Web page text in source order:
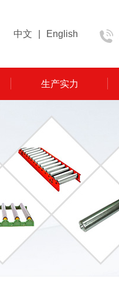
中文 English
生产实力